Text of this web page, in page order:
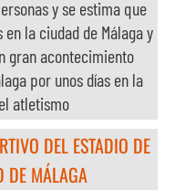
EN MÁLAGA A
y se estima que
la ciudad de Málaga y
gran acontecimiento
por unos días en la
atletismo
600.000 EUROS EN
DEL ESTADIO DE
DE MÁLAGA